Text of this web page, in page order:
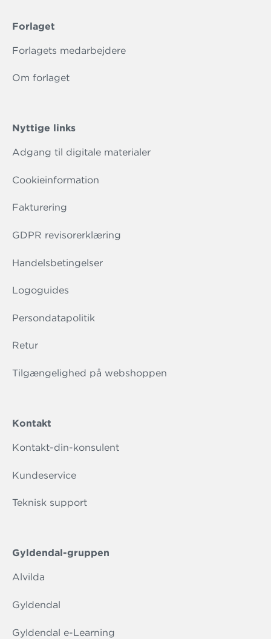
Forlaget
Forlagets medarbejdere
Om forlaget
Nyttige links
Adgang til digitale materialer
Cookieinformation
Fakturering
GDPR revisorerklæring
Handelsbetingelser
Logoguides
Persondatapolitik
Retur
Tilgængelighed på webshoppen
Kontakt
Kontakt-din-konsulent
Kundeservice
Teknisk support
Gyldendal-gruppen
Alvilda
Gyldendal
Gyldendal e-Learning